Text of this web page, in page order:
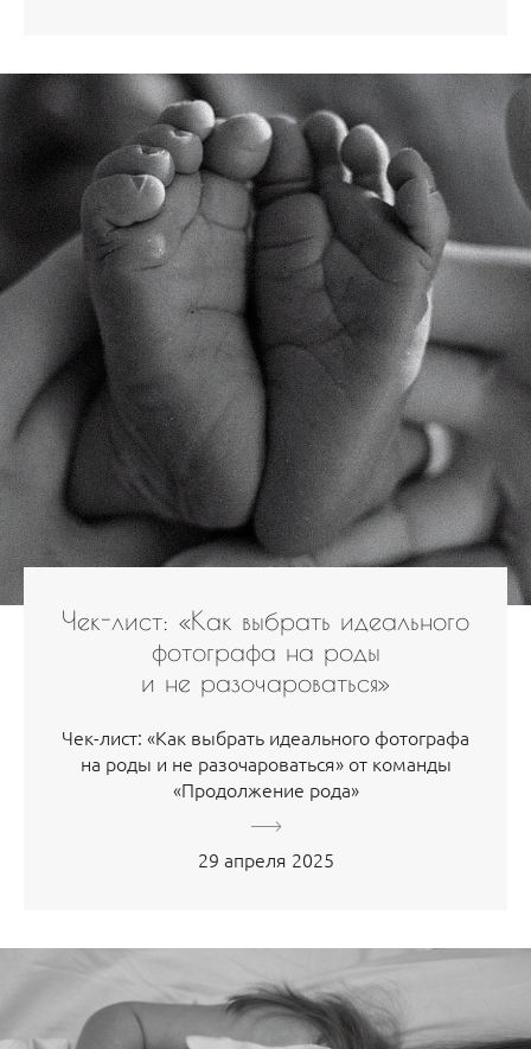
Чек-лист: «Как выбрать идеального
фотографа на роды
и не разочароваться»
Чек-лист: «Как выбрать идеального фотографа
на роды и не разочароваться» от команды
«Продолжение рода»
29 апреля 2025